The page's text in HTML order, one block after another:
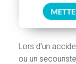
Lors d’un
ou un